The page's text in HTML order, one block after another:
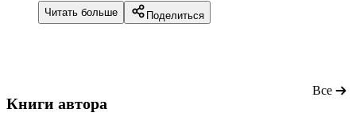
приятно брать в руки! Можно использовать
данную книгу для игры по ролям! Малыш был рад
Читать больше Поделиться
Книги автора
Все